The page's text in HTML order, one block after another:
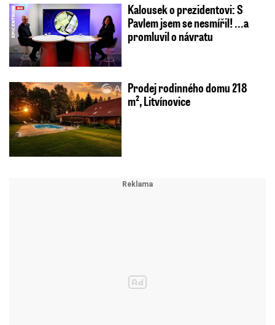
Kalousek o prezidentovi: S
Pavlem jsem se nesmířil! ...a
promluvil o návratu
Prodej rodinného domu 218
m², Litvínovice